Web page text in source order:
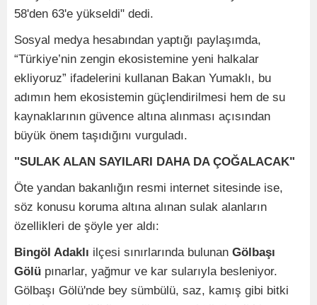
58'den 63'e yükseldi" dedi.
Sosyal medya hesabından yaptığı paylaşımda,
“Türkiye’nin zengin ekosistemine yeni halkalar
ekliyoruz” ifadelerini kullanan Bakan Yumaklı, bu
adımın hem ekosistemin güçlendirilmesi hem de su
kaynaklarının güvence altına alınması açısından
büyük önem taşıdığını vurguladı.
"SULAK ALAN SAYILARI DAHA DA ÇOĞALACAK"
Öte yandan bakanlığın resmi internet sitesinde ise,
söz konusu koruma altına alınan sulak alanların
özellikleri de şöyle yer aldı:
Bingöl Adaklı ilçesi sınırlarında bulunan Gölbaşı
Gölü pınarlar, yağmur ve kar sularıyla besleniyor.
Gölbaşı Gölü'nde bey sümbülü, saz, kamış gibi bitki